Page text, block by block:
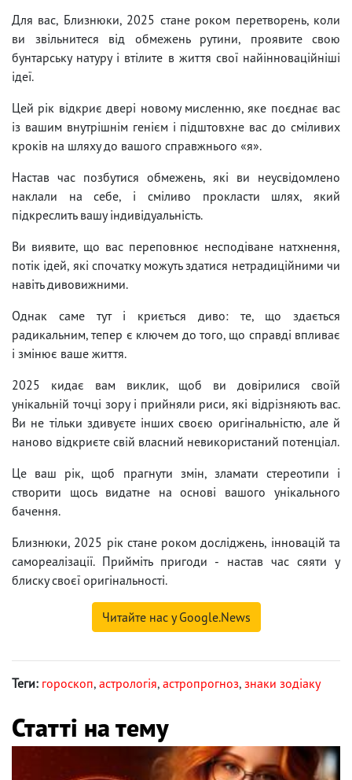
Для вас, Близнюки, 2025 стане роком перетворень, коли
ви звільнитеся від обмежень рутини, проявите свою
бунтарську натуру і втілите в життя свої найінноваційніші
ідеї.
Цей рік відкриє двері новому мисленню, яке поєднає вас
із вашим внутрішнім генієм і підштовхне вас до сміливих
кроків на шляху до вашого справжнього «я».
Настав час позбутися обмежень, які ви неусвідомлено
наклали на себе, і сміливо прокласти шлях, який
підкреслить вашу індивідуальність.
Ви виявите, що вас переповнює несподіване натхнення,
потік ідей, які спочатку можуть здатися нетрадиційними чи
навіть дивовижними.
Однак саме тут і криється диво: те, що здається
радикальним, тепер є ключем до того, що справді впливає
і змінює ваше життя.
2025 кидає вам виклик, щоб ви довірилися своїй
унікальній точці зору і прийняли риси, які відрізняють вас.
Ви не тільки здивуєте інших своєю оригінальністю, але й
наново відкриєте свій власний невикористаний потенціал.
Це ваш рік, щоб прагнути змін, зламати стереотипи і
створити щось видатне на основі вашого унікального
бачення.
Близнюки, 2025 рік стане роком досліджень, інновацій та
самореалізації. Прийміть пригоди - настав час сяяти у
блиску своєї оригінальності.
Читайте нас у Google.News
Теги: гороскоп, астрологія, астропрогноз, знаки зодіаку
Статті на тему